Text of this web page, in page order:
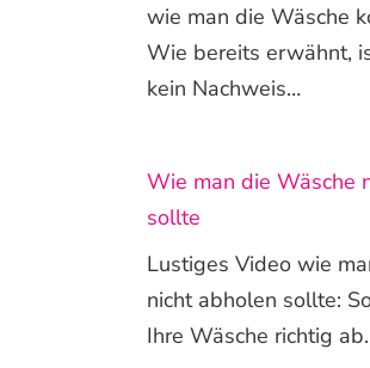
wie man die Wäsche
Wie bereits erwähnt,
kein Nachweis…
Wie man die Wäsche
sollte
Lustiges Video wie
nicht abholen sollte:
Ihre Wäsche richtig